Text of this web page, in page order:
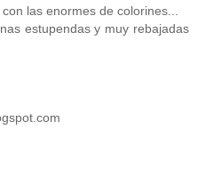
las enormes de colorines...
estupendas y muy rebajadas